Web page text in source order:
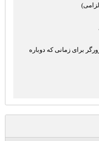
برای زمانی که دوباره